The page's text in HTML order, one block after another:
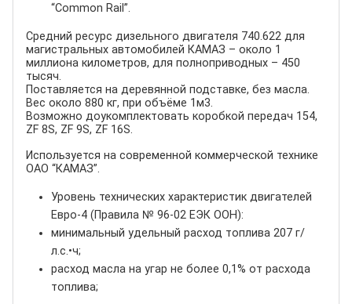
“Common Rail”.
Средний ресурс дизельного двигателя 740.622 для
магистральных автомобилей КАМАЗ – около 1
миллиона километров, для полноприводных – 450
тысяч.
Поставляется на деревянной подставке, без масла.
Вес около 880 кг, при объёме 1м3.
Возможно доукомплектовать коробкой передач 154,
ZF 8S, ZF 9S, ZF 16S.
Используется на современной коммерческой технике
ОАО “КАМАЗ”.
Уровень технических характеристик двигателей
Евро-4 (Правила № 96-02 ЕЭК ООН):
минимальный удельный расход топлива 207 г/
л.с.•ч;
расход масла на угар не более 0,1% от расхода
топлива;